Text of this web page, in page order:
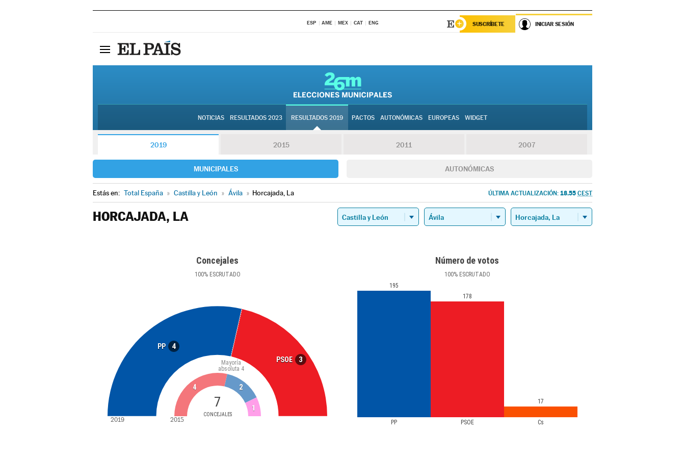
ESP AME MEX CAT ENG SUSCRÍBETE INICIAR SESIÓN
NOTICIAS RESULTADOS 2023 RESULTADOS 2019 PACTOS AUTONÓMICAS EUROPEAS WIDGET
2019 2015 2011 2007
MUNICIPALES AUTONÓMICAS
Estás en: Total España » Castilla y León » Ávila » Horcajada, La ÚLTIMA ACTUALIZACIÓN: 18.55 CEST
HORCAJADA, LA
Concejales
100%ESCRUTADO
PP 4
PSOE 3
7
CONCEJALES
Mayoría
absoluta 4
4 2
1
2019 2015
Número de votos
100%ESCRUTADO
PP PSOE Cs
195
178
17